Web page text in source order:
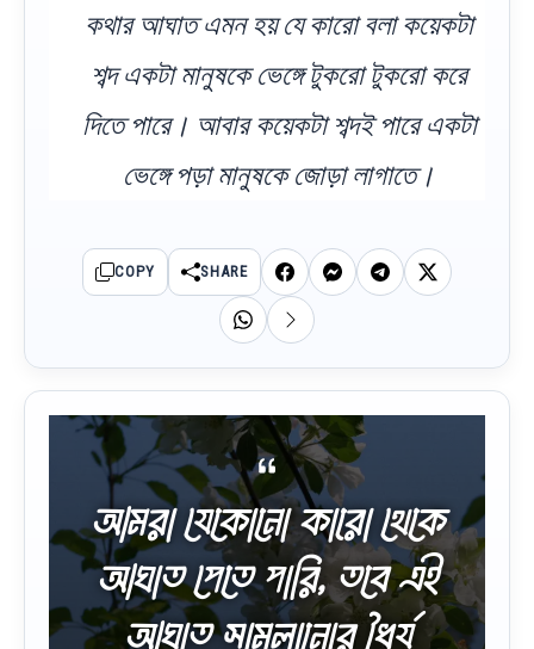
কথার আঘাত এমন হয় যে কারো বলা কয়েকটা
শব্দ একটা মানুষকে ভেঙ্গে টুকরো টুকরো করে
দিতে পারে। আবার কয়েকটা শব্দই পারে একটা
ভেঙ্গে পড়া মানুষকে জোড়া লাগাতে।
COPY SHARE
আমরা যেকোনো কারো থেকে
আঘাত পেতে পারি, তবে এই
আঘাত সামলানোর ধৈর্য